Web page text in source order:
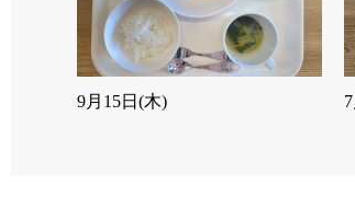
9月15日(木)